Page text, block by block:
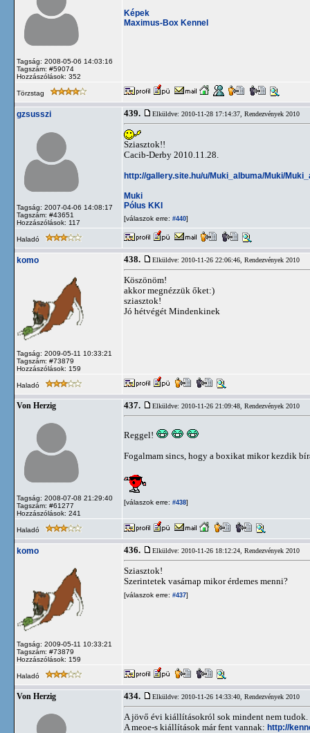
Tagság: 2008-05-06 14:03:16
Tagszám: #59074
Hozzászólások: 352
Képek
Maximus-Box Kennel
Törzstag
gzsusszi
Tagság: 2007-04-06 14:08:17
Tagszám: #43651
Hozzászólások: 117
439. Elküldve: 2010-11-28 17:14:37, Rendezvények 2010
Sziasztok!!
Cacib-Derby 2010.11.28.
http://gallery.site.hu/u/Muki_albuma/Muki/
Muki
Pólus KKI
[válaszok erre: #440]
Haladó
komo
Tagság: 2009-05-11 10:33:21
Tagszám: #73879
Hozzászólások: 159
438. Elküldve: 2010-11-26 22:06:46, Rendezvények 2010
Köszönöm!
akkor megnézzük őket:)
sziasztok!
Jó hétvégét Mindenkinek
Haladó
Von Herzig
Tagság: 2008-07-08 21:29:40
Tagszám: #61277
Hozzászólások: 241
437. Elküldve: 2010-11-26 21:09:48, Rendezvények 2010
Reggel!
Fogalmam sincs, hogy a boxikat mikor kezdik
[válaszok erre: #438]
Haladó
komo
Tagság: 2009-05-11 10:33:21
Tagszám: #73879
Hozzászólások: 159
436. Elküldve: 2010-11-26 18:12:24, Rendezvények 2010
Sziasztok!
Szerintetek vasárnap mikor érdemes menni?
[válaszok erre: #437]
Haladó
Von Herzig 434. Elküldve: 2010-11-26 14:33:40, Rendezvények 2010
A jövő évi kiállításokról sok mindent nem tudok.
A meoe-s kiállítások már fent vannak: http://